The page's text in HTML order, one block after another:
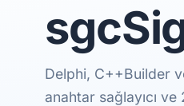
Delphi, C++Builder
anahtar sağlayıcı ve